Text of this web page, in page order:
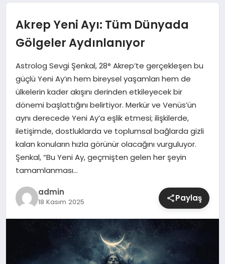
EĞITIM
EKONOMI
MAGAZIN
SIYASET
YAŞAM
Akrep Yeni Ayı: Tüm Dünyada
Gölgeler Aydınlanıyor
Astrolog Sevgi Şenkal, 28° Akrep’te gerçekleşen bu
güçlü Yeni Ay’ın hem bireysel yaşamları hem de
ülkelerin kader akışını derinden etkileyecek bir
dönemi başlattığını belirtiyor. Merkür ve Venüs’ün
aynı derecede Yeni Ay’a eşlik etmesi; ilişkilerde,
iletişimde, dostluklarda ve toplumsal bağlarda gizli
kalan konuların hızla görünür olacağını vurguluyor.
Şenkal, “Bu Yeni Ay, geçmişten gelen her şeyin
tamamlanması…
admin
18 Kasım 2025 Paylaş